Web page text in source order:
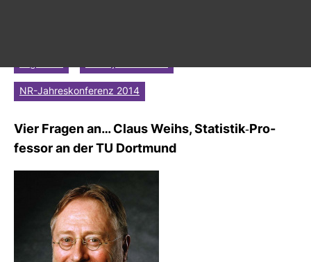
NR-Jahreskonferenz 2014
Vier Fragen an… Claus Weihs, Sta­tistik-​Pro­
fessor an der TU Dort­mund